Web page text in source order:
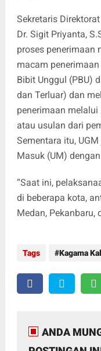
Sekretaris
Dr. Sigit Priyanta,
proses penerimaan
macam
Bibit Unggul (PBU)
dan Terluar) dan
penerimaan melalui
atau usulan dari
Sementara itu,
Masuk (UM)
“Saat ini,
di beberapa kota,
Medan, Pekanbaru,
Tags Kagama
ANDA